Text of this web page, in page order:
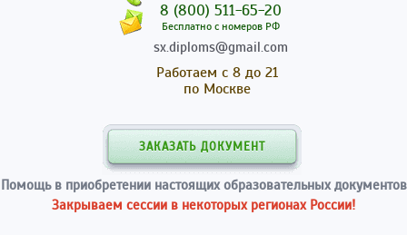
8 (800) 511-65-20
Бесплатно с номеров РФ
sx.diploms@gmail.com
Работаем с 8 до 21
по Москве
ЗАКАЗАТЬ ДОКУМЕНТ
Помощь в приобретении настоящих образовательных документов
Закрываем сессии в некоторых регионах России!